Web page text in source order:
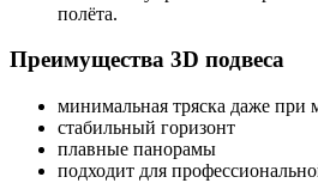
полёта.
Преимущества 3D подвеса
минимальная тряска даже при
стабильный горизонт
плавные панорамы
подходит для